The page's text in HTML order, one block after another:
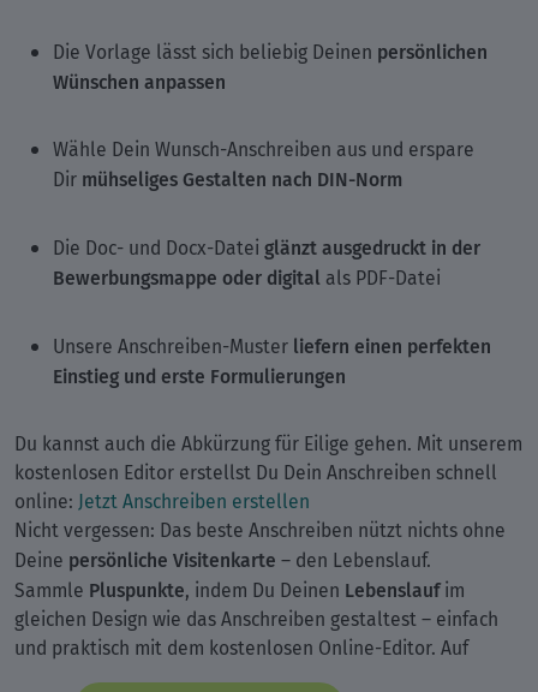
Die Vorlage lässt sich beliebig Deinen persönlichen
Wünschen anpassen
Wähle Dein Wunsch-Anschreiben aus und erspare
Dir mühseliges Gestalten nach DIN-Norm
Die Doc- und Docx-Datei glänzt ausgedruckt in der
Bewerbungsmappe oder digital als PDF-Datei
Unsere Anschreiben-Muster liefern einen perfekten
Einstieg und erste Formulierungen
Du kannst auch die Abkürzung für Eilige gehen. Mit unserem
kostenlosen Editor erstellst Du Dein Anschreiben schnell
online: Jetzt Anschreiben erstellen
Nicht vergessen: Das beste Anschreiben nützt nichts ohne
Deine persönliche Visitenkarte – den Lebenslauf.
Sammle Pluspunkte, indem Du Deinen Lebenslaufim
gleichen Design wie das Anschreiben gestaltest – einfach
und praktisch mit dem kostenlosen Online-Editor. Auf